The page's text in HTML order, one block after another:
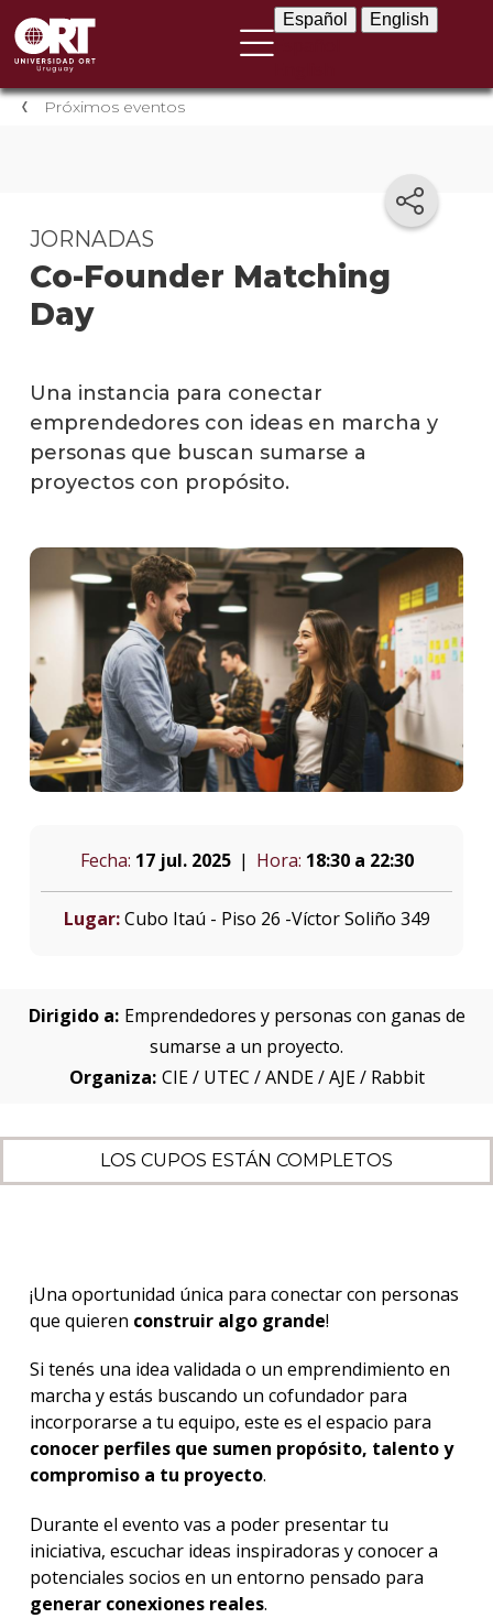
Español English
Próximos eventos
Co-Founder Matching
Day
JORNADAS
Una instancia para conectar
emprendedores con ideas en marcha y
personas que buscan sumarse a
proyectos con propósito.
Fecha: 17 jul. 2025 Hora: 18:30 a 22:30
Lugar: Cubo Itaú - Piso 26 -Víctor Soliño 349
Dirigido a: Emprendedores y personas con ganas de
sumarse a un proyecto.
Organiza: CIE / UTEC / ANDE / AJE / Rabbit
LOS CUPOS ESTÁN COMPLETOS
¡Una oportunidad única para conectar con personas
que quieren construir algo grande!
Si tenés una idea validada o un emprendimiento en
marcha y estás buscando un cofundador para
incorporarse a tu equipo, este es el espacio para
conocer perfiles que sumen propósito, talento y
compromiso a tu proyecto.
Durante el evento vas a poder presentar tu
iniciativa, escuchar ideas inspiradoras y conocer a
potenciales socios en un entorno pensado para
generar conexiones reales.